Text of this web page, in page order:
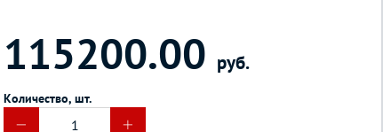
115200.00 руб.
Количество, шт.